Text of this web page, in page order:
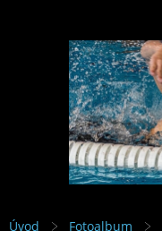
Úvod Fotoalbum